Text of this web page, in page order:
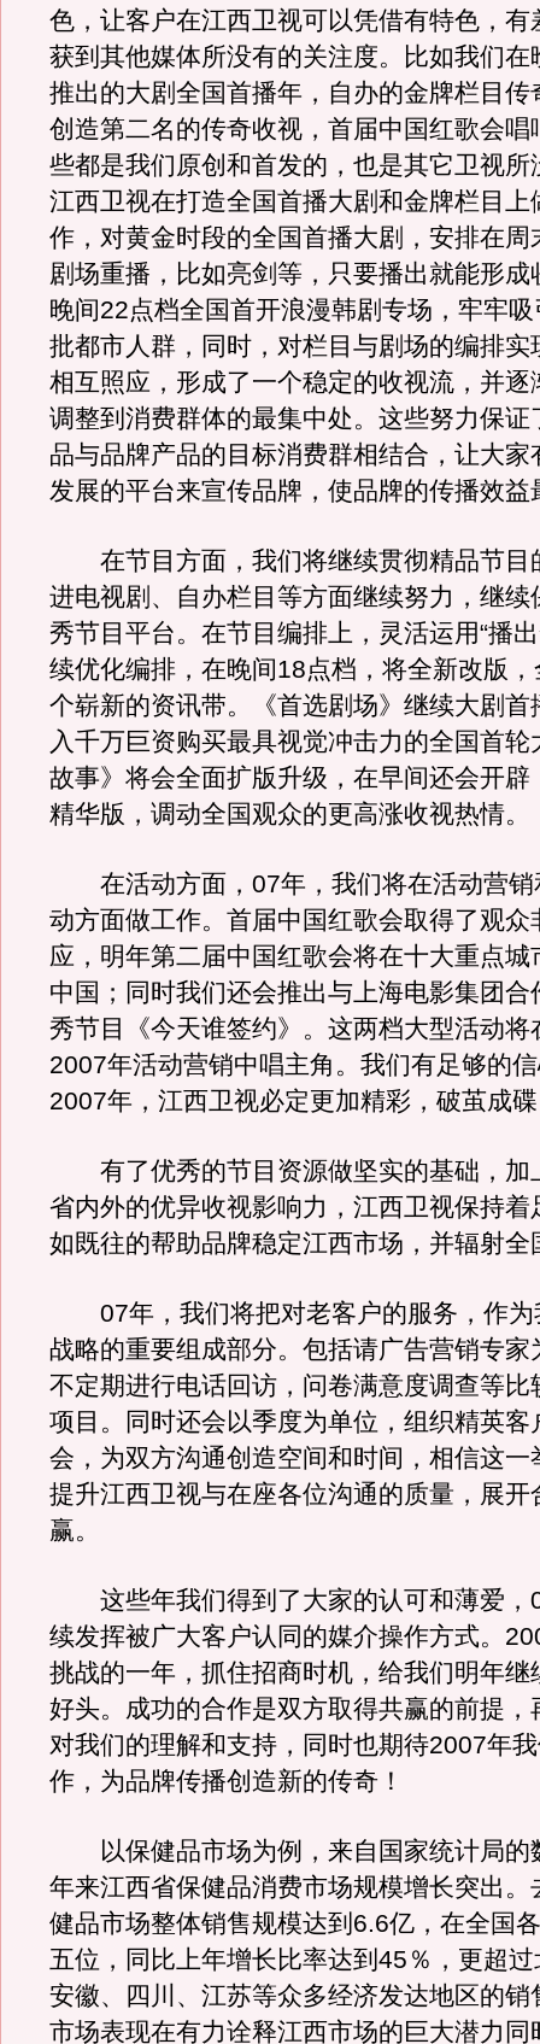
色，让客户在江西卫视可以凭借有特色，有
获到其他媒体所没有的关注度。比如我们在
推出的大剧全国首播年，自办的金牌栏目传
创造第二名的传奇收视，首届中国红歌会唱
些都是我们原创和首发的，也是其它卫视所
江西卫视在打造全国首播大剧和金牌栏目上
作，对黄金时段的全国首播大剧，安排在周
剧场重播，比如亮剑等，只要播出就能形成
晚间22点档全国首开浪漫韩剧专场，牢牢
批都市人群，同时，对栏目与剧场的编排实
相互照应，形成了一个稳定的收视流，并逐
调整到消费群体的最集中处。这些努力保证
品与品牌产品的目标消费群相结合，让大家
发展的平台来宣传品牌，使品牌的传播效益
在节目方面，我们将继续贯彻精品节目
进电视剧、自办栏目等方面继续努力，继续
秀节目平台。在节目编排上，灵活运用“播
续优化编排，在晚间18点档，将全新改版
个崭新的资讯带。《首选剧场》继续大剧首
入千万巨资购买最具视觉冲击力的全国首轮
故事》将会全面扩版升级，在早间还会开辟
精华版，调动全国观众的更高涨收视热情。
在活动方面，07年，我们将在活动营销
动方面做工作。首届中国红歌会取得了观众
应，明年第二届中国红歌会将在十大重点城
中国；同时我们还会推出与上海电影集团合
秀节目《今天谁签约》。这两档大型活动将
2007年活动营销中唱主角。我们有足够的
2007年，江西卫视必定更加精彩，破茧成
有了优秀的节目资源做坚实的基础，加
省内外的优异收视影响力，江西卫视保持着
如既往的帮助品牌稳定江西市场，并辐射全
07年，我们将把对老客户的服务，作为
战略的重要组成部分。包括请广告营销专家
不定期进行电话回访，问卷满意度调查等比
项目。同时还会以季度为单位，组织精英客
会，为双方沟通创造空间和时间，相信这一
提升江西卫视与在座各位沟通的质量，展开
赢。
这些年我们得到了大家的认可和薄爱，
续发挥被广大客户认同的媒介操作方式。
挑战的一年，抓住招商时机，给我们明年继
好头。成功的合作是双方取得共赢的前提，
对我们的理解和支持，同时也期待2007年
作，为品牌传播创造新的传奇！
以保健品市场为例，来自国家统计局的
年来江西省保健品消费市场规模增长突出。
健品市场整体销售规模达到6.6亿，在全国
五位，同比上年增长比率达到45％，更超
安徽、四川、江苏等众多经济发达地区的销
市场表现在有力诠释江西市场的巨大潜力同